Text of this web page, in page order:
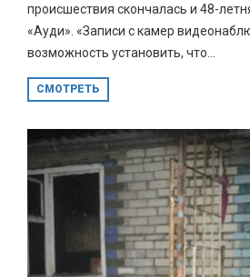
происшествия скончалась и 48-
«Ауди». «Записи с камер
возможность установить, что...
СМОТРЕТЬ